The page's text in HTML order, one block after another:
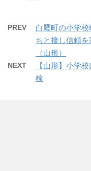
PREV
白鷹町の小学
ちと接し信頼
（山形）
NEXT
【山形】小学
検